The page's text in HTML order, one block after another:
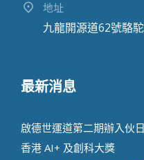
地址
九龍開源道62號駱
最新消息
啟德世運道第二期辦⼊伙⽇
香港 AI+ 及創科⼤獎